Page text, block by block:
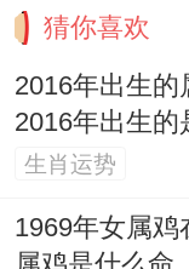
猜你喜欢
2016年出生的
2016年出生的
生肖运势
1969年女属鸡